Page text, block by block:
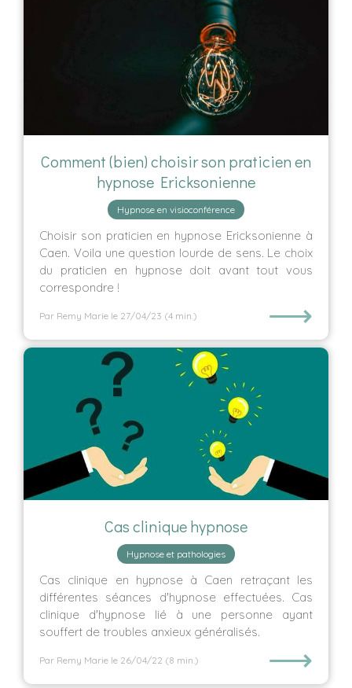
Comment (bien) choisir son praticien en
hypnose Ericksonienne
Hypnose en visioconférence
Choisir son praticien en hypnose Ericksonienne à
Caen. Voila une question lourde de sens. Le choix
du praticien en hypnose doit avant tout vous
correspondre !
Par Remy Marie le 27/04/23 (4 min.) ⟶
Cas clinique hypnose
Hypnose et pathologies
Cas clinique en hypnose à Caen retraçant les
différentes séances d'hypnose effectuées. Cas
clinique d'hypnose lié à une personne ayant
souffert de troubles anxieux généralisés.
Par Remy Marie le 26/04/22 (8 min.) ⟶